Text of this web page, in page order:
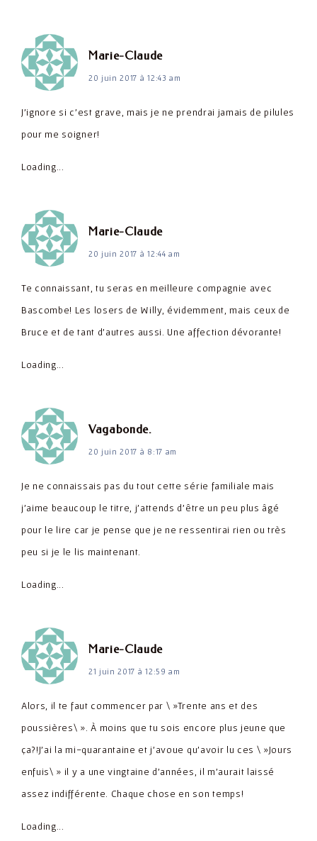
Marie-Claudedit :
20 juin 2017 à 12:43 am
J'ignore si c'est grave, mais je ne prendrai jamais de pilules
pour me soigner!
Loading...
Marie-Claudedit :
20 juin 2017 à 12:44 am
Te connaissant, tu seras en meilleure compagnie avec
Bascombe! Les losers de Willy, évidemment, mais ceux de
Bruce et de tant d'autres aussi. Une affection dévorante!
Loading...
Vagabonde.
20 juin 2017 à 8:17 am
Je ne connaissais pas du tout cette série familiale mais
j'aime beaucoup le titre, j'attends d'être un peu plus âgé
pour le lire car je pense que je ne ressentirai rien ou très
peu si je le lis maintenant.
Loading...
Marie-Claudedit :
21 juin 2017 à 12:59 am
Alors, il te faut commencer par \ »Trente ans et des
poussières\ ». À moins que tu sois encore plus jeune que
ça?!J'ai la mi-quarantaine et j'avoue qu'avoir lu ces \ »Jours
enfuis\ » il y a une vingtaine d'années, il m'aurait laissé
assez indifférente. Chaque chose en son temps!
Loading...